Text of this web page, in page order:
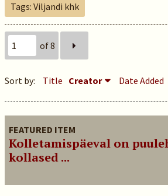
Tags: Viljandi khk
of 8
Sort by: Title Creator Date Added
FEATURED ITEM
Kolletamispäeval on
kollased ...